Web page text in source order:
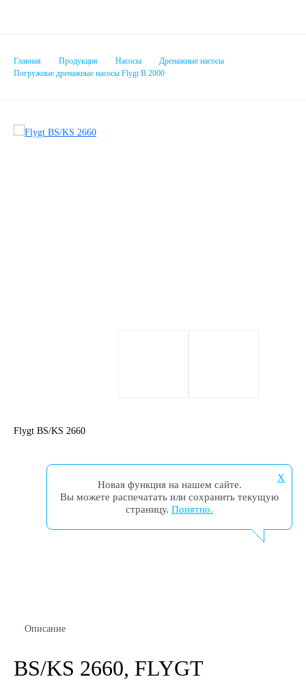
Главная Продукция Насосы
Дренажные насосы
Погружные дренажные насосы Flygt B 2000
Flygt BS/KS 2660
X
Новая функция на нашем сайте.
Вы можете распечатать или сохранить текущую
страницу. Понятно.
Описание
BS/KS 2660, FLYGT